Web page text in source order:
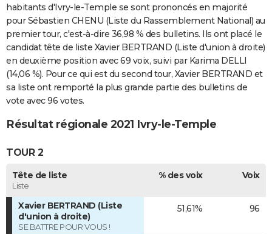
habitants d'Ivry-le-Temple se sont prononcés en majorité
pour Sébastien CHENU (Liste du Rassemblement National) au
premier tour, c'est-à-dire 36,98 % des bulletins. Ils ont placé le
candidat tête de liste Xavier BERTRAND (Liste d'union à droite)
en deuxième position avec 69 voix, suivi par Karima DELLI
(14,06 %). Pour ce qui est du second tour, Xavier BERTRAND et
sa liste ont remporté la plus grande partie des bulletins de
vote avec 96 votes.
Résultat régionale 2021 Ivry-le-Temple
TOUR 2
Tête de liste
Liste
% des voix Voix
Xavier BERTRAND (Liste
d'union à droite)
SE BATTRE POUR VOUS !
51,61% 96